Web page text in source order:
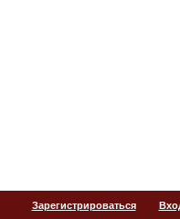
Зарегистрироваться